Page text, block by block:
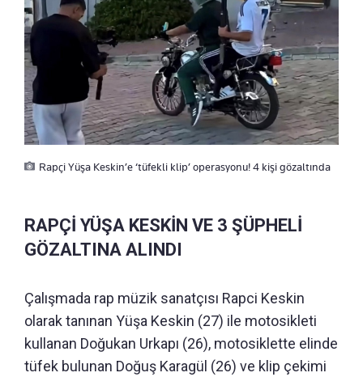
Rapçi Yüşa Keskin’e ‘tüfekli klip’ operasyonu! 4 kişi gözaltında
RAPÇİ YÜŞA KESKİN VE 3 ŞÜPHELİ
GÖZALTINA ALINDI
Çalışmada rap müzik sanatçısı Rapci Keskin
olarak tanınan Yüşa Keskin (27) ile motosikleti
kullanan Doğukan Urkapı (26), motosiklette elinde
tüfek bulunan Doğuş Karagül (26) ve klip çekimi